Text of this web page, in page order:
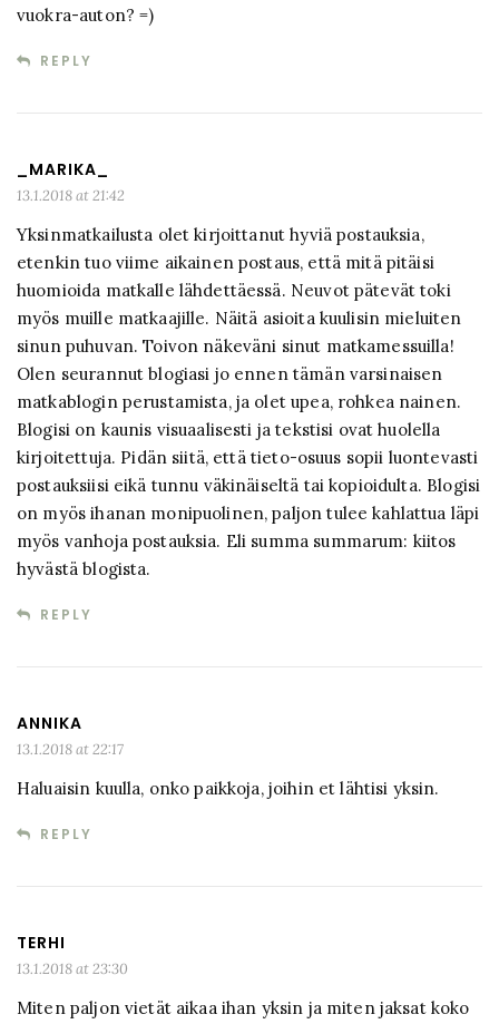
vuokra-auton? =)
REPLY
_MARIKA_
13.1.2018 at 21:42
Yksinmatkailusta olet kirjoittanut hyviä postauksia,
etenkin tuo viime aikainen postaus, että mitä pitäisi
huomioida matkalle lähdettäessä. Neuvot pätevät toki
myös muille matkaajille. Näitä asioita kuulisin mieluiten
sinun puhuvan. Toivon näkeväni sinut matkamessuilla!
Olen seurannut blogiasi jo ennen tämän varsinaisen
matkablogin perustamista, ja olet upea, rohkea nainen.
Blogisi on kaunis visuaalisesti ja tekstisi ovat huolella
kirjoitettuja. Pidän siitä, että tieto-osuus sopii luontevasti
postauksiisi eikä tunnu väkinäiseltä tai kopioidulta. Blogisi
on myös ihanan monipuolinen, paljon tulee kahlattua läpi
myös vanhoja postauksia. Eli summa summarum: kiitos
hyvästä blogista.
REPLY
ANNIKA
13.1.2018 at 22:17
Haluaisin kuulla, onko paikkoja, joihin et lähtisi yksin.
REPLY
TERHI
13.1.2018 at 23:30
Miten paljon vietät aikaa ihan yksin ja miten jaksat koko